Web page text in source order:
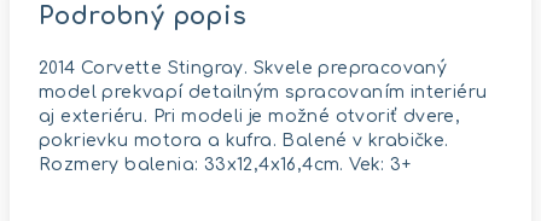
Podrobný popis
2014 Corvette Stingray. Skvele prepracovaný
model prekvapí detailným spracovaním interiéru
aj exteriéru. Pri modeli je možné otvoriť dvere,
pokrievku motora a kufra. Balené v krabičke.
Rozmery balenia: 33x12,4x16,4cm. Vek: 3+